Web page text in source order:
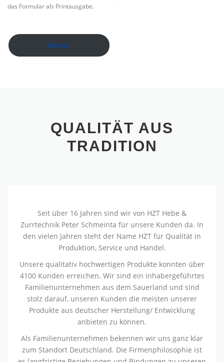
das Formular als Printausgabe.
Weiter
QUALITÄT AUS
TRADITION
Seit über 16 Jahren sind wir von HZT Hebe &
Zurrtechnik Peter Schmeinta für unsere Kunden da. In
den vielen Jahren steht der Name HZT für Qualität in
Produktion, Service und Handel.
Unsere qualitativ hochwertigen Produkte konnten über
4100 Kunden erreichen. Wir sind ein inhabergeführtes
Familienunternehmen aus dem Sauerland und sind
stolz darauf, unseren Kunden die meisten unserer
Produkte aus deutscher Herstellung/ Entwicklung
anbieten zu können.
Als Familienunternehmen bekennen wir uns ganz klar
zum Standort Deutschland. Die Firmenphilosophie ist